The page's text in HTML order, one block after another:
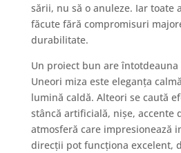
sării, nu să o anuleze. Iar toate
făcute fără compromisuri
durabilitate.
Un proiect bun are
Uneori miza este eleganța
lumină caldă. Alteori se caută
stâncă artificială, nișe, accente
atmosferă care impresionează
direcții pot funcționa excelent,